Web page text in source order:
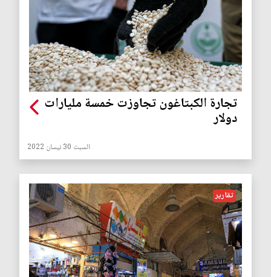
تجارة الكبتاغون تجاوزت خمسة مليارات
دولار
السبت 30 نيسان 2022
تقارير